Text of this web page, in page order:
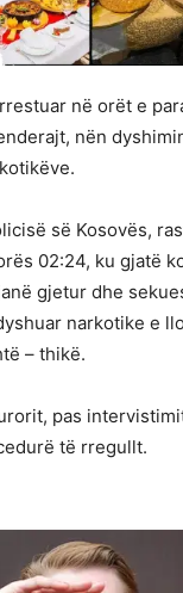
në orët e
nën
së Kosovës,
02:24, ku gjatë
gjetur dhe
narkotike e
– thikë.
pas
të rregullt.